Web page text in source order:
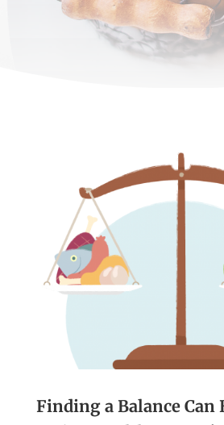
Finding a Balance Can